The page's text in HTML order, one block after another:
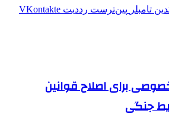
‫تامبلر ‫پین‌ترست ‫رددیت ‫VKontakte
برای اصلاح قوانین
جنگی